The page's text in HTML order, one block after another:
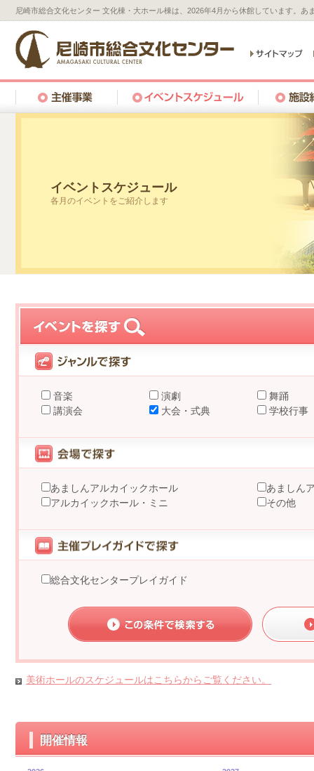
尼崎市総合文化センター 文化棟・大ホール棟は、2026年4月から休館しています。
イベントスケジュール
各月のイベントをご紹介します
音楽 演劇
舞踊
講演会
大会・式典 学校行事
あましんアルカイックホール
あましん
アルカイックホール・ミニ
その他
総合文化センタープレイガイド
美術ホールのスケジュールはこちらからご覧ください。
開催情報